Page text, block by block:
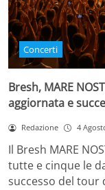
Concerti
Bresh, MARE
aggiornata e
Redazione 4
Il Bresh MARE
tutte e cinque le
successo del tour